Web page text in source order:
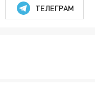
ТЕЛЕГРАМ